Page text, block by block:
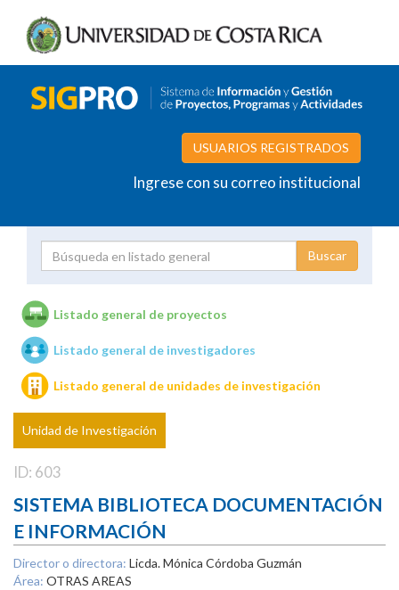
USUARIOS REGISTRADOS
Ingrese con su correo institucional
Unidades de investigación
Listado general de proyectos
Listado general de investigadores
Listado general de unidades de investigación
Unidad de Investigación
ID: 603
SISTEMA BIBLIOTECA DOCUMENTACIÓN
E INFORMACIÓN
Director o directora: Licda. Mónica Córdoba Guzmán
Área: OTRAS AREAS